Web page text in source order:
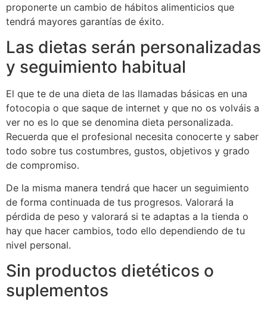
proponerte un cambio de hábitos alimenticios que
tendrá mayores garantías de éxito.
Las dietas serán personalizadas
y seguimiento habitual
El que te de una dieta de las llamadas básicas en una
fotocopia o que saque de internet y que no os volváis a
ver no es lo que se denomina dieta personalizada.
Recuerda que el profesional necesita conocerte y saber
todo sobre tus costumbres, gustos, objetivos y grado
de compromiso.
De la misma manera tendrá que hacer un seguimiento
de forma continuada de tus progresos. Valorará la
pérdida de peso y valorará si te adaptas a la tienda o
hay que hacer cambios, todo ello dependiendo de tu
nivel personal.
Sin productos dietéticos o
suplementos